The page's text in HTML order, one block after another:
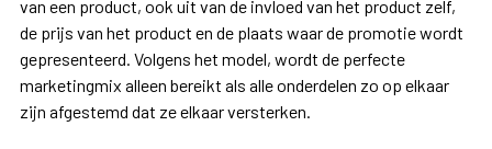
van een product, ook uit van de invloed van het product zelf,
de prijs van het product en de plaats waar de promotie wordt
gepresenteerd. Volgens het model, wordt de perfecte
marketingmix alleen bereikt als alle onderdelen zo op elkaar
zijn afgestemd dat ze elkaar versterken.